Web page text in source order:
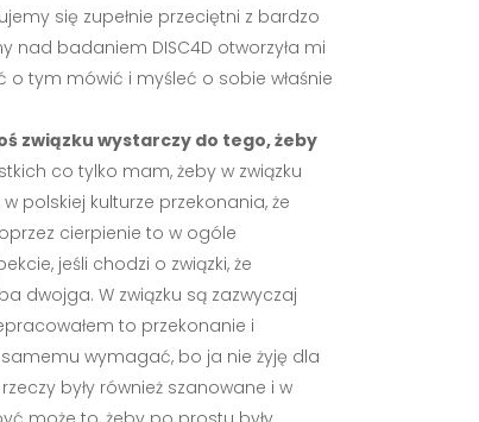
się zupełnie przeciętni z bardzo
nad badaniem DISC4D otworzyła mi
tym mówić i myśleć o sobie właśnie
związku wystarczy do tego, żeby
co tylko mam, żeby w związku
polskiej kulturze przekonania, że
cierpienie to w ogóle
jeśli chodzi o związki, że
dwojga. W związku są zazwyczaj
to przekonanie i
samemu wymagać, bo ja nie żyję dla
były również szanowane i w